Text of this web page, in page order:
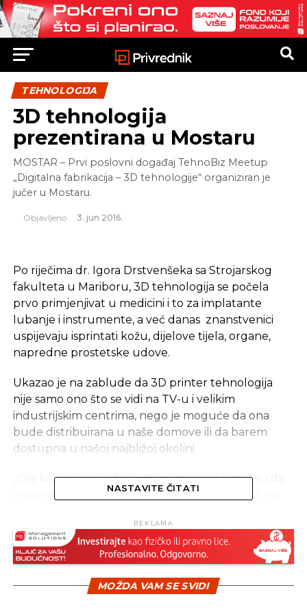
TEHNOLOGIJA
3D tehnologija
prezentirana u Mostaru
MOSTAR – Prvi poslovni događaj TehnoBiz Meetup
„Digitalna fabrikacija – 3D tehnologije“ organiziran je
jučer u Mostaru.
Objavljeno 3. jun 2016.
Po riječima dr. Igora Drstvenšeka sa Strojarskog
fakulteta u Mariboru, 3D tehnologija se počela
prvo primjenjivat u medicini i to za implatante
lubanje i instrumente, a već danas znanstvenici
uspijevaju isprintati kožu, dijelove tijela, organe,
napredne prostetske udove.
Ukazao je na zablude da 3D printer tehnologija
nije samo ono što se vidi na TV-u i velikim
industrijskim centrima, nego je moguće da ona
bude distribuirana u naše domove ili da barem
dostupna u našoj najbližoj okolini.
„Oni koji već posjeduju 3D printere pokazali su da
je samo mašta granica, jer oni već printaju sve, od
predmeta“, dodao je Tomislav Hercigonja iz 3D
klastera 3D grupe Zagreb.
3D printeri su, kaže on, postali dostupni svima, i
možete ga kupiti za 300 eura ili manje pa do onih
NASTAVITE ČITATI
REKLAMA
MOŽDA VAM SE SVIDI